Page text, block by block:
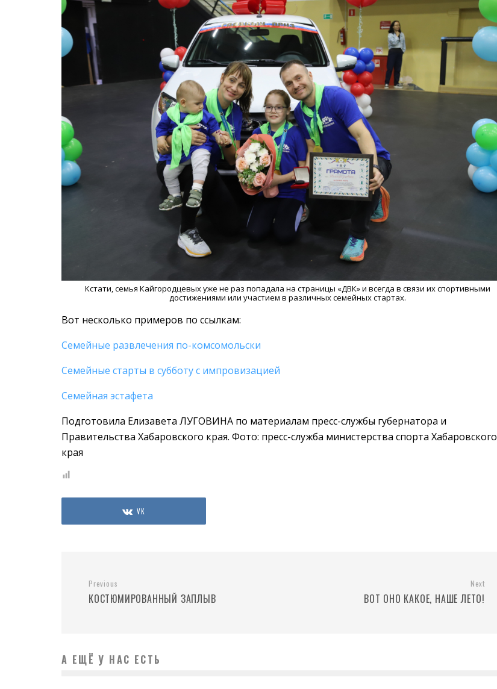
Кстати, семья Кайгородцевых уже не раз попадала на страницы «ДВК» и всегда в связи их спортивными
достижениями или участием в различных семейных стартах.
Вот несколько примеров по ссылкам:
Семейные развлечения по-комсомольски
Семейные старты в субботу с импровизацией
Семейная эстафета
Подготовила Елизавета ЛУГОВИНА по материалам пресс-службы губернатора и
Правительства Хабаровского края. Фото: пресс-служба министерства спорта Хабаровского
края
VK
Previous
КОСТЮМИРОВАННЫЙ ЗАПЛЫВ
Next
ВОТ ОНО КАКОЕ, НАШЕ ЛЕТО!
А ЕЩЁ У НАС ЕСТЬ